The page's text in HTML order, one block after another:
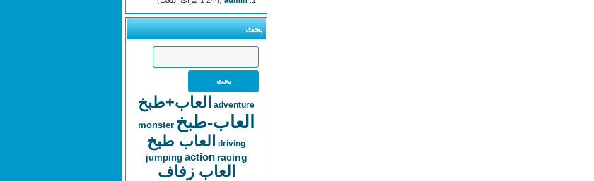
بحث
adventure العاب+طبخ
العاب-طبخ monster
driving العاب طبخ
jumping action racing
العاب زفاف